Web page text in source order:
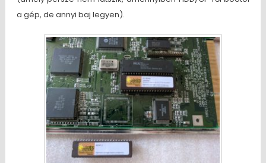
a gép, de annyi baj legyen).